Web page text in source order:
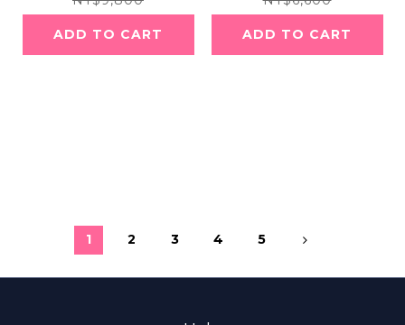
ADD TO CART ADD TO CART
1 2 3 4 5